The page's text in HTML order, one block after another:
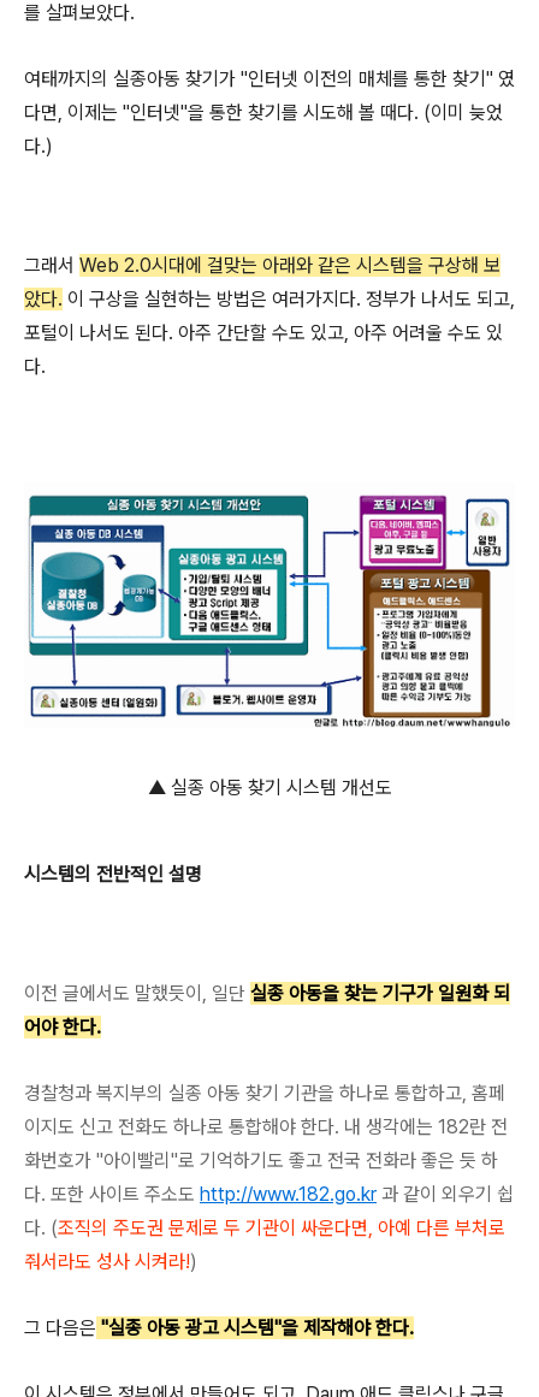
를 살펴보았다.
여태까지의 실종아동 찾기가 "인터넷 이전의 매체를 통한 찾기" 였
다면, 이제는 "인터넷"을 통한 찾기를 시도해 볼 때다. (이미 늦었
다.)
그래서 Web 2.0시대에 걸맞는 아래와 같은 시스템을 구상해 보
았다. 이 구상을 실현하는 방법은 여러가지다. 정부가 나서도 되고,
포털이 나서도 된다. 아주 간단할 수도 있고, 아주 어려울 수도 있
다.
▲ 실종 아동 찾기 시스템 개선도
시스템의 전반적인 설명
이전 글에서도 말했듯이, 일단 실종 아동을 찾는 기구가 일원화 되
어야 한다.
경찰청과 복지부의 실종 아동 찾기 기관을 하나로 통합하고, 홈페
이지도 신고 전화도 하나로 통합해야 한다. 내 생각에는 182란 전
화번호가 "아이빨리"로 기억하기도 좋고 전국 전화라 좋은 듯 하
다. 또한 사이트 주소도 http://www.182.go.kr 과 같이 외우기 쉽
다. (조직의 주도권 문제로 두 기관이 싸운다면, 아예 다른 부처로
줘서라도 성사 시켜라!)
그 다음은 "실종 아동 광고 시스템"을 제작해야 한다.